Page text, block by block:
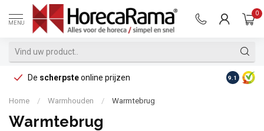
MENU
0
De scherpsteonline prijzen Op
9.1
Home / Warmhouden / Warmtebrug
Warmtebrug